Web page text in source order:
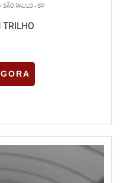
SÃO PAULO - SP
TRILHO